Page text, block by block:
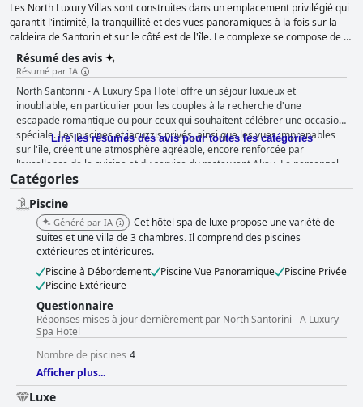
Les North Luxury Villas sont construites dans un emplacement privilégié qui
garantit l'intimité, la tranquillité et des vues panoramiques à la fois sur la
caldeira de Santorin et sur le côté est de l'île. Le complexe se compose de 4
villas de luxe, chacune avec une piscine privée et de grandes vérandas, 2
chambres, 2 salles de bains, ainsi qu'un loft et un élégant salon. Dans
l'ensemble, un espace conceptuel, pur et créatif, avec des petits coins et
recoins si accueillants que vous souhaiterez y vivre pour toujours.
Résumé des avis
Résumé par IA
North Santorini - A Luxury Spa Hotel offre un séjour luxueux et
inoubliable, en particulier pour les couples à la recherche d'une
escapade romantique ou pour ceux qui souhaitent célébrer une occasion
spéciale. Les piscines et jacuzzis privés, ainsi que les vues imprenables
sur l'île, créent une atmosphère agréable, encore renforcée par
l'excellence de la cuisine et du service du restaurant Akau. Le personnel
serviable et attentif veille à ce que les clients disposent de tout ce dont ils
ont besoin pour un séjour relaxant et confortable. L'emplacement de
l'hôtel offre un environnement tranquille et paisible, loin des foules, avec
un accès facile aux magasins et restaurants voisins. Le petit déjeuner est
exquis et les chambres sont spacieuses, modernes et bien entretenues,
avec des piscines privées créant un sentiment d'intimité et de luxe. La
piscine, le bar et les zones de bronzage sont également très appréciés
par les clients. Si quelques problèmes mineurs ont été relevés au niveau
du restaurant et du spa, l'avis général sur l'hôtel est exceptionnel. Pour
ceux qui recherchent un séjour luxueux et relaxant à Santorin, le North
Santorini - A Luxury Spa Hotel est le choix idéal.
Lire les résumés des avis pour toutes les catégories
Catégories
Piscine
Généré par IA
Cet hôtel spa de luxe propose une variété de
suites et une villa de 3 chambres. Il comprend des piscines
extérieures et intérieures.
Piscine à Débordement
Piscine Vue Panoramique
Piscine Privée
Piscine Extérieure
Questionnaire
Réponses mises à jour dernièrement par North Santorini - A Luxury
Spa Hotel
Nombre de piscines 4
Afficher plus...
Luxe